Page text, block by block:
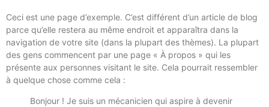
Ceci est une page d’exemple. C’est différent d’un article de blog
parce qu’elle restera au même endroit et apparaîtra dans la
navigation de votre site (dans la plupart des thèmes). La plupart
des gens commencent par une page « À propos » qui les
présente aux personnes visitant le site. Cela pourrait ressembler
à quelque chose comme cela :
Bonjour ! Je suis un mécanicien qui aspire à devenir